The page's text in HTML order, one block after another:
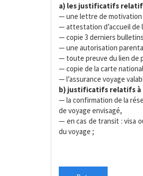
a) les justificatifs
— une lettre de motivation
— attestation d’accueil de
— copie 3 derniers
— une autorisation
— toute preuve du lien de
— copie de la carte
— l’assurance voyage
b) justificatifs relatifs à
— la confirmation de la
de voyage envisagé,
— en cas de transit : visa
du voyage ;